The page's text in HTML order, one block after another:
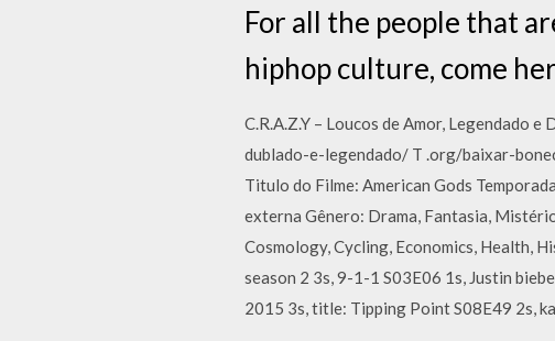
For all the people that
hiphop culture, come
C.R.A.Z.Y – Loucos de Amor, Legendado
dublado-e-legendado/ T .org/baixar-
Titulo do Filme: American Gods
externa Gênero: Drama, Fantasia,
Cosmology, Cycling, Economics, Health,
season 2 3s, 9-1-1 S03E06 1s, Justin
2015 3s, title: Tipping Point S08E49 2s,